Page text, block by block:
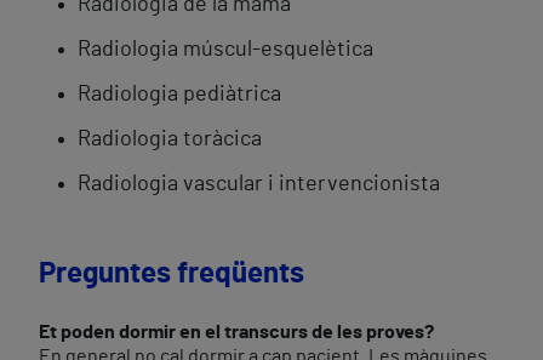
Radiologia de la mama
Radiologia múscul-esquelètica
Radiologia pediàtrica
Radiologia toràcica
Radiologia vascular i intervencionista
Preguntes freqüents
Et poden dormir en el transcurs de les proves?